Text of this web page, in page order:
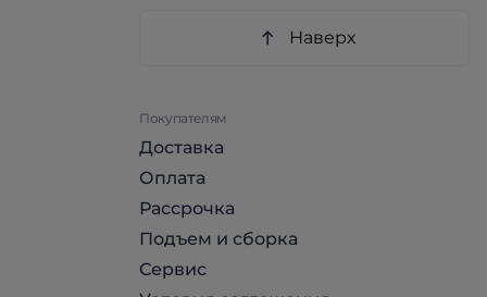
Наверх
Покупателям
Доставка
Оплата
Рассрочка
Подъем и сборка
Сервис